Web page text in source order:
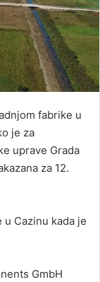
fabrike u
je za
uprave Grada
za 12.
Cazinu kada je
GmbH